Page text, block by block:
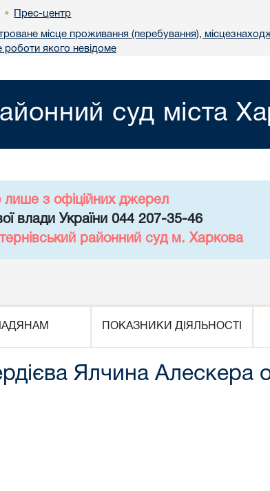
• Прес-центр
місце проживання (перебування),
роботи якого невідоме
суд міста
з офіційних джерел
влади України 044 207-35-46
районний суд м. Харкова
ПОКАЗНИКИ ДІЯЛЬНОСТІ
Ялчина Алескера